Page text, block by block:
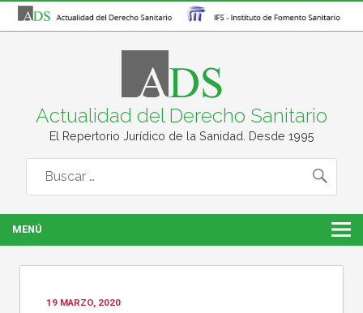
Actualidad del Derecho Sanitario
El Repertorio Jurídico de la Sanidad. Desde 1995
MENÚ
19 MARZO, 2020